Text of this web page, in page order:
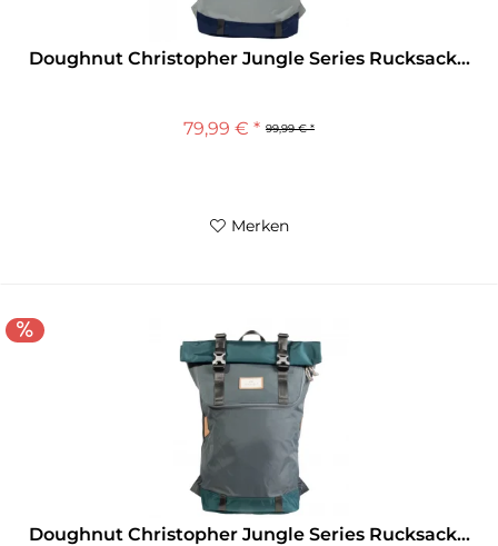
Doughnut Christopher Jungle Series Rucksack...
99,99 € *
79,99 € *
Merken
Doughnut Christopher Jungle Series Rucksack...